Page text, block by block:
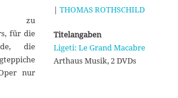
zu
für die
die
nur
| THOMAS ROTHSCHILD
Titelangaben
Ligeti: Le Grand Macabre
Arthaus Musik, 2 DVDs